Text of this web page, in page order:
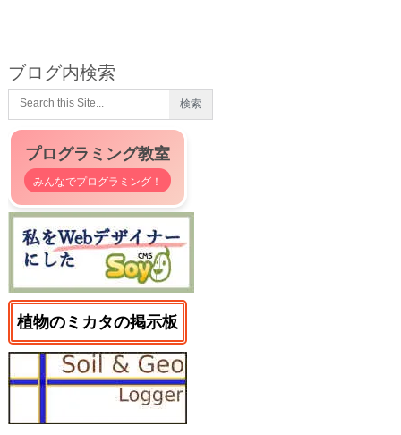
ブログ内検索
プログラミング教室
みんなでプログラミング！
植物のミカタの掲示板